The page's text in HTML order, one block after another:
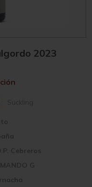
2023
Suckling
Cebreros
G